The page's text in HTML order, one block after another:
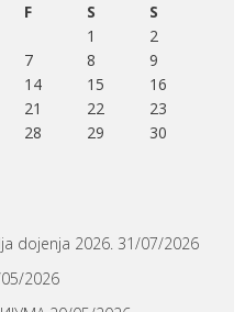
F S
S
1
2
7 8
9
14 15
16
21 22
23
28 29
30
dojenja 2026. 31/07/2026
2026